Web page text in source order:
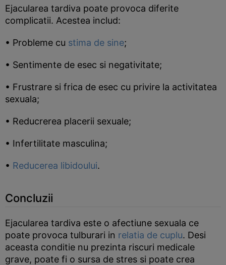
Ejacularea tardiva poate provoca diferite
complicatii. Acestea includ:
• Probleme cu stima de sine;
• Sentimente de esec si negativitate;
• Frustrare si frica de esec cu privire la activitatea
sexuala;
• Reducrerea placerii sexuale;
• Infertilitate masculina;
• Reducerea libidoului.
Concluzii
Ejacularea tardiva este o afectiune sexuala ce
poate provoca tulburari in relatia de cuplu. Desi
aceasta conditie nu prezinta riscuri medicale
grave, poate fi o sursa de stres si poate crea